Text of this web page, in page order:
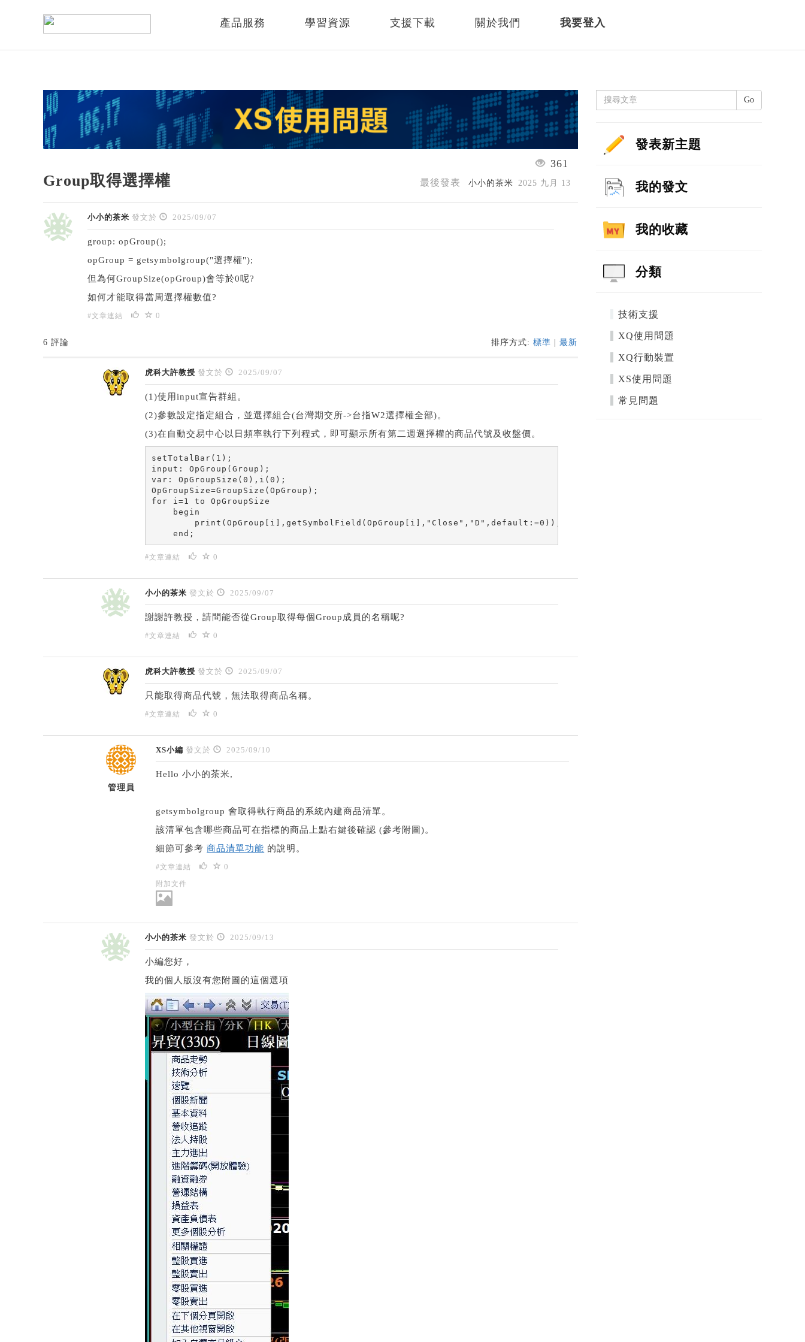
產品服務 學習資源 支援下載 關於我們 我要登入
Group取得選擇權
361
最後發表 小小的茶米 2025 九月 13
小小的茶米 發文於 2025/09/07
group: opGroup();
opGroup = getsymbolgroup("選擇權");
但為何GroupSize(opGroup)會等於0呢?
如何才能取得當周選擇權數值?
#文章連結 0
6 評論 排序方式:標準 |最新
虎科大許教授 發文於 2025/09/07
(1)使用input宣告群組。
(2)參數設定指定組合，並選擇組合(台灣期交所->台指W2選擇權全部)。
(3)在自動交易中心以日頻率執行下列程式，即可顯示所有第二週選擇權的商品代號及收盤價。
setTotalBar(1);
input: OpGroup(Group);
var: OpGroupSize(0),i(0);
OpGroupSize=GroupSize(OpGroup);
for i=1 to OpGroupSize
    begin
        print(OpGroup[i],getSymbolField(OpGroup[i],"Close","D",default:=0));
    end;
#文章連結 0
小小的茶米 發文於 2025/09/07
謝謝許教授，請問能否從Group取得每個Group成員的名稱呢?
#文章連結 0
虎科大許教授 發文於 2025/09/07
只能取得商品代號，無法取得商品名稱。
#文章連結 0
管理員
XS小編 發文於 2025/09/10
Hello 小小的茶米,
getsymbolgroup 會取得執行商品的系統內建商品清單。
該清單包含哪些商品可在指標的商品上點右鍵後確認 (參考附圖)。
細節可參考商品清單功能 的說明。
#文章連結 0
附加文件
小小的茶米 發文於 2025/09/13
小編您好，
我的個人版沒有您附圖的這個選項
Go
發表新主題
我的發文
我的收藏
分類
技術支援
XQ使用問題
XQ行動裝置
XS使用問題
常見問題